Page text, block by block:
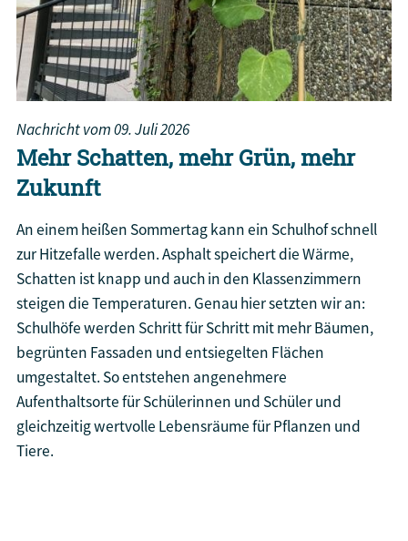
Nachricht vom09. Juli 2026
Mehr Schatten, mehr Grün, mehr
Zukunft
An einem heißen Sommertag kann ein Schulhof schnell
zur Hitzefalle werden. Asphalt speichert die Wärme,
Schatten ist knapp und auch in den Klassenzimmern
steigen die Temperaturen. Genau hier setzten wir an:
Schulhöfe werden Schritt für Schritt mit mehr Bäumen,
begrünten Fassaden und entsiegelten Flächen
umgestaltet. So entstehen angenehmere
Aufenthaltsorte für Schülerinnen und Schüler und
gleichzeitig wertvolle Lebensräume für Pflanzen und
Tiere.